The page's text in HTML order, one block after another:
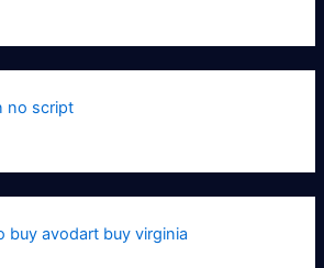
no script
buy avodart buy virginia